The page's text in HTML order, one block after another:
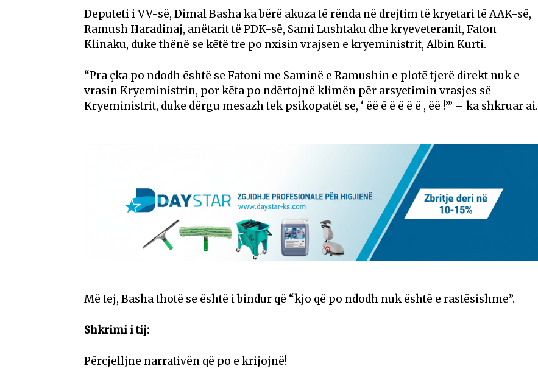
Deputeti i VV-së, Dimal Basha ka bërë akuza të rënda në drejtim të kryetari të AAK-së,
Ramush Haradinaj, anëtarit të PDK-së, Sami Lushtaku dhe kryeveteranit, Faton
Klinaku, duke thënë se këtë tre po nxisin vrajsen e kryeministrit, Albin Kurti.
“Pra çka po ndodh është se Fatoni me Saminë e Ramushin e plotë tjerë direkt nuk e
vrasin Kryeministrin, por këta po ndërtojnë klimën për arsyetimin vrasjes së
Kryeministrit, duke dërgu mesazh tek psikopatët se, ‘ ëë ë ë ë ë ë , ëë !’” – ka shkruar ai.
Më tej, Basha thotë se është i bindur që “kjo që po ndodh nuk është e rastësishme”.
Shkrimi i tij:
Përcjelljne narrativën që po e krijojnë!